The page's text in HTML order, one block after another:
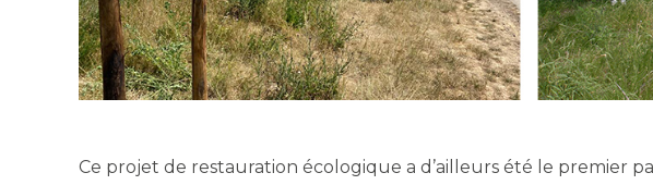
Ce projet de restauration écologique a d’ailleurs été le premier